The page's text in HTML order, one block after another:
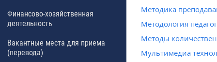
Методика
Методология
Методы
Мультимедиа
Финансово-хозяйственная
деятельность
Вакантные места для приема
(перевода)